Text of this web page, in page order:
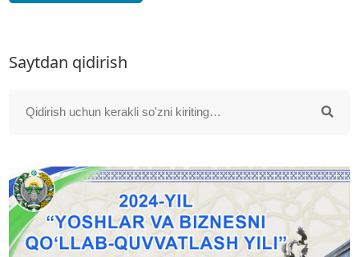
Saytdan qidirish